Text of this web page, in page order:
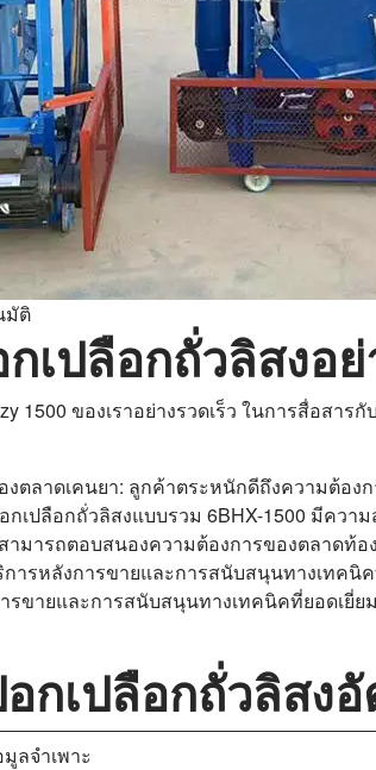
มัติ
เปลือกถั่วลิสงอย่
1500 ของเราอย่างรวดเร็ว ในการสื่อสาร
ตลาดเคนยา: ลูกค้าตระหนักดีถึงความต้อง
เปลือกถั่วลิสงแบบรวม 6BHX-1500 มีคว
ารถตอบสนองความต้องการของตลาดท้อ
ารหลังการขายและการสนับสนุนทางเทค
ขายและการสนับสนุนทางเทคนิคที่ยอดเยี่ย
กเปลือกถั่วลิสง
ลจำเพาะ